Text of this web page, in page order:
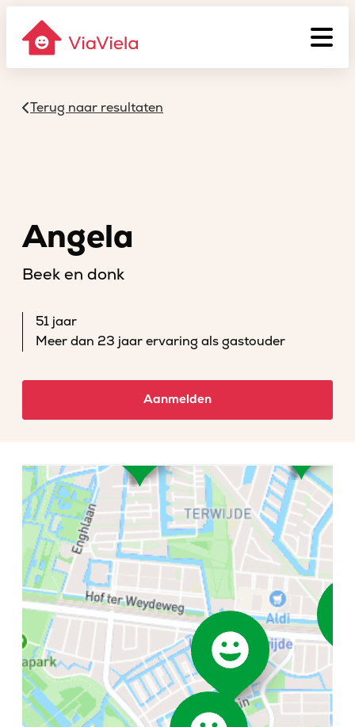
Terug naar resultaten
Angela
Beek en donk
51 jaar
Meer dan 23 jaar ervaring als gastouder
Aanmelden